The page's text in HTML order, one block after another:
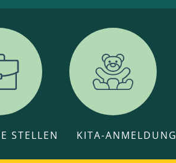
STELLEN KITA-ANMELDUNG